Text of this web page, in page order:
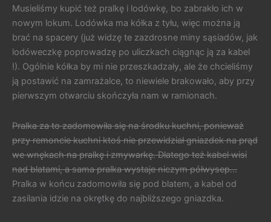
Musieliśmy kupić też pralkę i lodówkę, bo zabrakło ich w
nowym lokum. Lodówka ma kółka z tyłu, więc można ją
brać na spacery (już widzę te zazdrosne miny sąsiadów, jak
lodóweczkę poprowadzę po uliczkach ciągnąc ją za kabel
!). Ogólnie kółka by mi nie przeszkadzały, ale że chcieliśmy
ją postawić na zamrażalce, to niewiele brakowało, aby przy
pierwszym otwarciu skończyła nam w ramionach.
Pralka za to zadomowiła się na środku kuchni, ponieważ
przy remoncie kuchni ktoś nie przewidział gniazdek na prąd
we wnękach na pralkę i zmywarkę. Dlatego też kabel wisi
nad blatami, a sama pralka wystaje niczym półwysep…
Pralka w końcu zadomowiła się pod blatem, a kabel od
zasilania idzie na okrętkę do najbliższego gniazdka.